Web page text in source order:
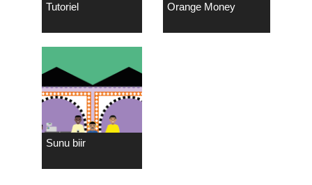
Tutoriel Orange Money
Sunu biir